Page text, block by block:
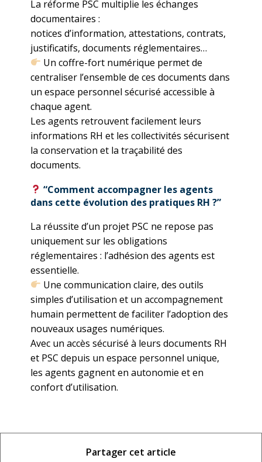
La réforme PSC multiplie les échanges
documentaires :
notices d’information, attestations, contrats,
justificatifs, documents réglementaires…
Un coffre-fort numérique permet de
centraliser l’ensemble de ces documents dans
un espace personnel sécurisé accessible à
chaque agent.
Les agents retrouvent facilement leurs
informations RH et les collectivités sécurisent
la conservation et la traçabilité des
documents.
“Comment accompagner les agents
dans cette évolution des pratiques RH ?”
La réussite d’un projet PSC ne repose pas
uniquement sur les obligations
réglementaires : l’adhésion des agents est
essentielle.
Une communication claire, des outils
simples d’utilisation et un accompagnement
humain permettent de faciliter l’adoption des
nouveaux usages numériques.
Avec un accès sécurisé à leurs documents RH
et PSC depuis un espace personnel unique,
les agents gagnent en autonomie et en
confort d’utilisation.
Partager cet article